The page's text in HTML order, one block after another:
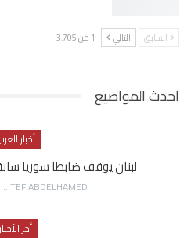
السابق التالي 1 من 3٬705
احدث المواضيع
أخبار
لبنان يوقف ضابطا سوريا
AWATEF ABDELHAMED
أخر الأخبار